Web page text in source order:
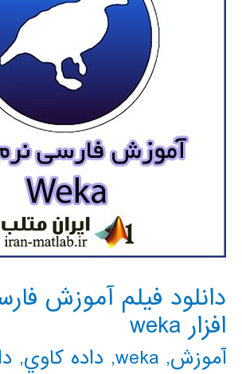
دانلود فیلم آموزش
افزار weka
آموزش,
weka
, داده كاوي,